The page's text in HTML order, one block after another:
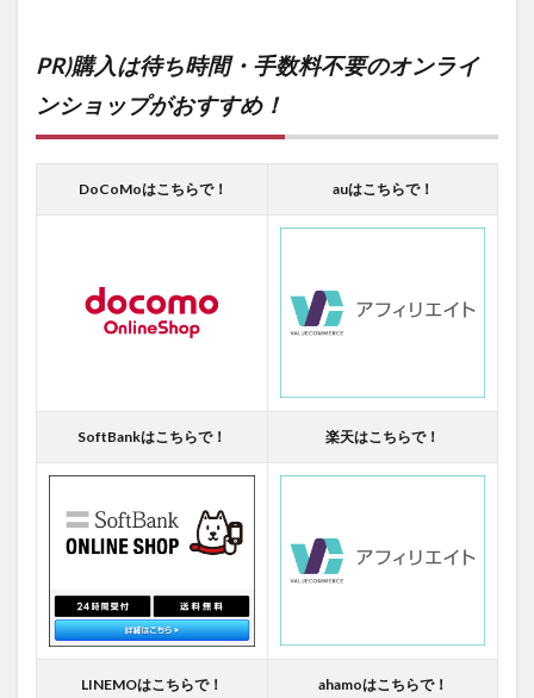
PR)購入は待ち時間・手数料不要のオンライ
ンショップがおすすめ！
DoCoMoはこちらで！ auはこちらで！
SoftBankはこちらで！ 楽天はこちらで！
LINEMOはこちらで！ ahamoはこちらで！